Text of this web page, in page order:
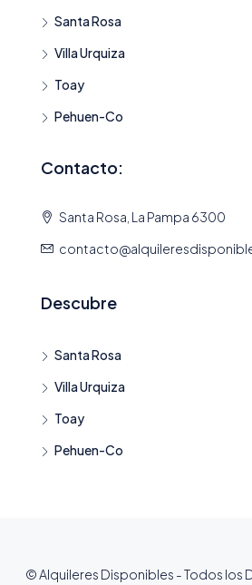
Santa Rosa
Villa Urquiza
Toay
Pehuen-Co
Contacto:
Santa Rosa, La Pampa 6300
Descubre
Santa Rosa
Villa Urquiza
Toay
Pehuen-Co
© Alquileres Disponibles - Todos los